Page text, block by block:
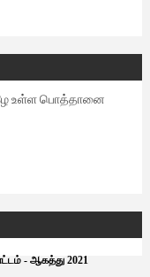
உள்ள பொத்தானை
- ஆகத்து 2021